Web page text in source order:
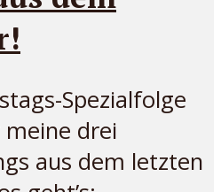
Spezialfolge
drei
aus dem letzten